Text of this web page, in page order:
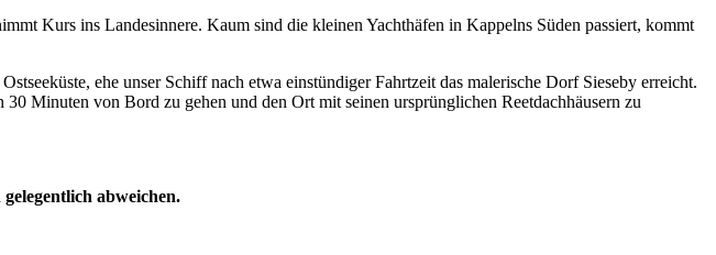
Kurs ins Landesinnere. Kaum sind die kleinen Yachthäfen in Kappelns Süden passiert, kommt
ehe unser Schiff nach etwa einstündiger Fahrtzeit das malerische Dorf Sieseby erreicht.
Minuten von Bord zu gehen und den Ort mit seinen ursprünglichen Reetdachhäusern zu
abweichen.